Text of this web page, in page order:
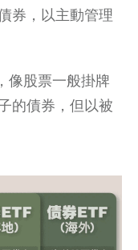
券，以主動管理
股票一般掛牌
的債券，但以被